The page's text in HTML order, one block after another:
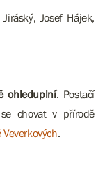
Josef Hájek,
ohleduplní. Postačí
chovat v přírodě